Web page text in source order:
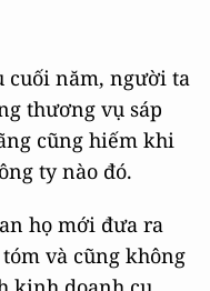
cuối năm, người ta
thương vụ sáp
cũng hiếm khi
ty nào đó.
họ mới đưa ra
và cũng không